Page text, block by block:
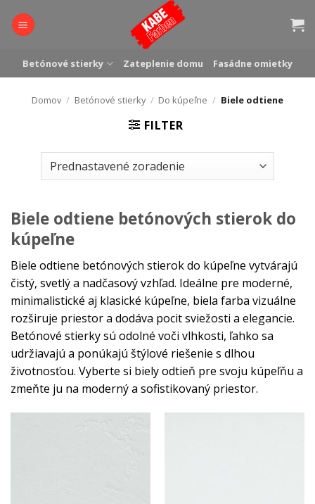
Betónové stierky Zateplenie domu Fasádne omietky
Domov / Betónové stierky / Do kúpeľne / Biele odtiene
FILTER
Biele odtiene betónových stierok do
kúpeľne
Biele odtiene betónových stierok do kúpeľne vytvárajú
čistý, svetlý a nadčasový vzhľad. Ideálne pre moderné,
minimalistické aj klasické kúpeľne, biela farba vizuálne
rozširuje priestor a dodáva pocit sviežosti a elegancie.
Betónové stierky sú odolné voči vlhkosti, ľahko sa
udržiavajú a ponúkajú štýlové riešenie s dlhou
životnosťou. Vyberte si biely odtieň pre svoju kúpeľňu a
zmeňte ju na moderný a sofistikovaný priestor.